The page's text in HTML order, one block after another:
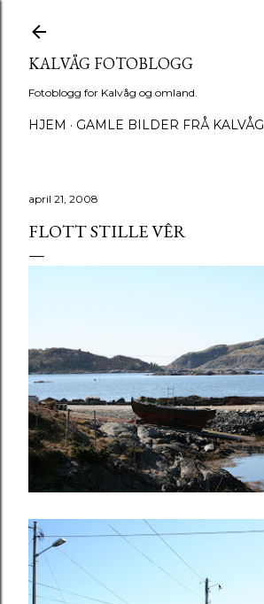
KALVÅG FOTOBLOGG
Fotoblogg for Kalvåg og omland.
HJEM GAMLE BILDER FRÅ KALVÅG
april 21, 2008
FLOTT STILLE VÊR